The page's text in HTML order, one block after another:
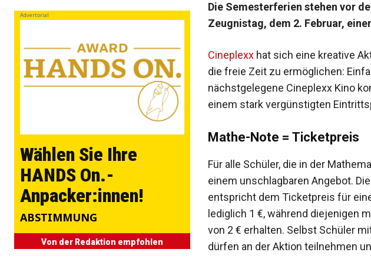
Advertorial
Wählen Sie Ihre
HANDS On.-
Anpacker:innen!
ABSTIMMUNG
Von der Redaktion empfohlen
Die Semesterferien stehen vor
Zeugnistag, dem 2. Februar,
Cineplexxhat sich eine kreative
die freie Zeit zu ermöglichen:
nächstgelegene Cineplexx Kino
einem stark vergünstigten
Mathe-Note = Ticketpreis
Für alle Schüler, die in der
einem unschlagbaren Angebot.
entspricht dem Ticketpreis für
lediglich 1 €, während diejenigen
von 2 € erhalten. Selbst Schüler
dürfen an der Aktion teilnehmen